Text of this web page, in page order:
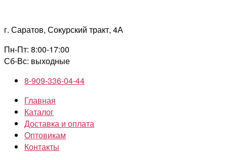
содержимому
г. Саратов, Сокурский тракт, 4А
Пн-Пт: 8:00-17:00
Сб-Вс: выходные
8-909-336-04-44
Главная
Каталог
Доставка и оплата
Оптовикам
Контакты